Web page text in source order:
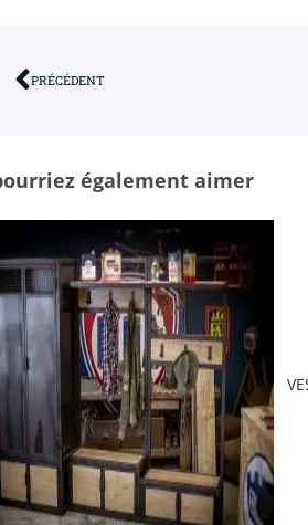
PRÉCÉDENT
également aimer